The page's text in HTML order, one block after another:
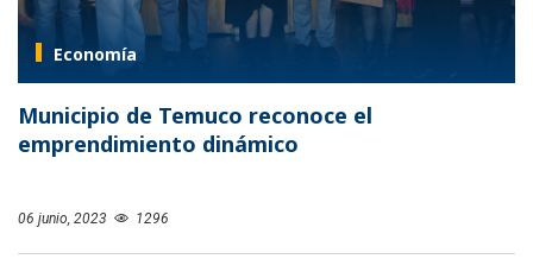
Economía
Municipio de Temuco reconoce el
emprendimiento dinámico
06 junio, 2023 1296